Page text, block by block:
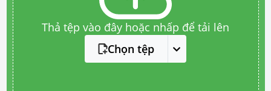
Thả tệp vào đây hoặc nhấp để tải lên
Chọn tệp